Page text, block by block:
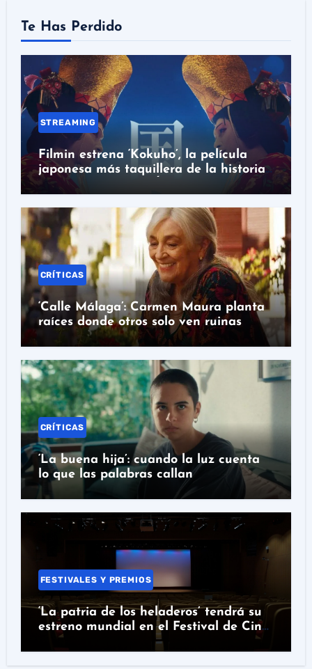
Te Has Perdido
STREAMING
Filmin estrena ‘Kokuho’, la película
japonesa más taquillera de la historia
con nominación al Óscar
CRÍTICAS
‘Calle Málaga’: Carmen Maura planta
raíces donde otros solo ven ruinas
CRÍTICAS
‘La buena hija’: cuando la luz cuenta
lo que las palabras callan
FESTIVALES Y PREMIOS
‘La patria de los heladeros’ tendrá su
estreno mundial en el Festival de Cine